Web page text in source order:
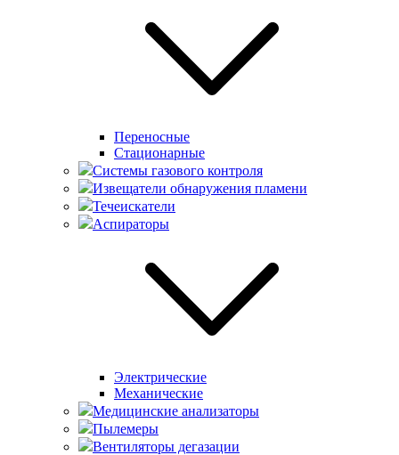
Переносные
Стационарные
Системы газового контроля
Извещатели обнаружения пламени
Течеискатели
Аспираторы
Электрические
Механические
Медицинские анализаторы
Пылемеры
Вентиляторы дегазации